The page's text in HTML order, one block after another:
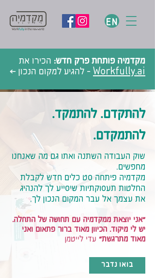
EN
מקדמיה פותחת פרק חדש: הכירו את
Workfully.ai- להגיע למקום הנכון >
להתקדם. להתמקד.
להתמקדם.
שוק העבודה השתנה ואתו גם מה שאנחנו
מחפשים.
מקדמיה פיתחה סט כלים חדש לקבלת
החלטות תעסוקתיות שיסייע לך להנהיג
את עצמך אל עבר המקום הנכון לך.
"אני יוצאת ממקדמיה עם תחושה של התחלה.
יש לי מיקוד. הכיוון מאוד ברור פתאום ואני
מאוד מתרגשת" עדי לייטמן
בואו נדבר